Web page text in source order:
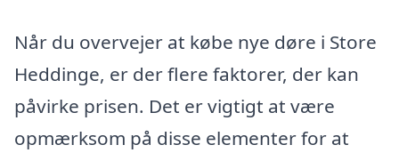
Når du overvejer at købe nye døre i Store
Heddinge, er der flere faktorer, der kan
påvirke prisen. Det er vigtigt at være
opmærksom på disse elementer for at